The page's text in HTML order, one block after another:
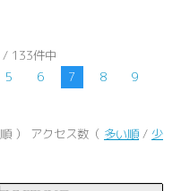
/ 133件中
5 6 7 8
9
） アクセス数（ 多い順 / 少